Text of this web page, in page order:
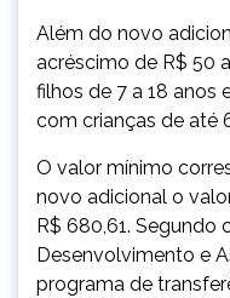
Além do novo
acréscimo de R$ 50
filhos de 7 a 18 anos
com crianças de até
O valor mínimo
novo adicional o
R$ 680,61. Segundo
Desenvolvimento e
programa de